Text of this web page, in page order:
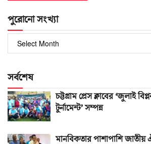
পুরোনো সংখ্যা
সংখ্যা
সর্বশেষ
চট্টগ্রাম প্রেস ক্লাবের ‘জুলাই
টুর্নামেন্ট’ সম্পন্ন
মানবিকতার পাশাপাশি জাতীয়